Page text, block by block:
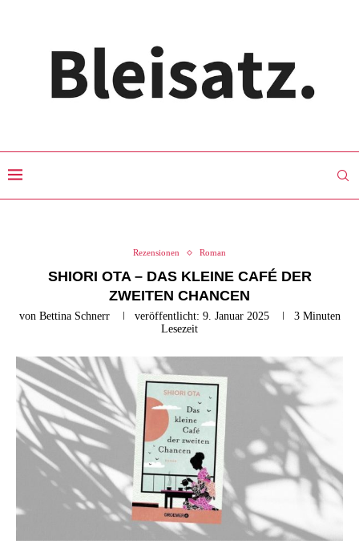
Rezensionen Roman
SHIORI OTA – DAS KLEINE CAFÉ DER
ZWEITEN CHANCEN
von Bettina Schnerr veröffentlicht: 9. Januar 2025
3 Minuten
Lesezeit